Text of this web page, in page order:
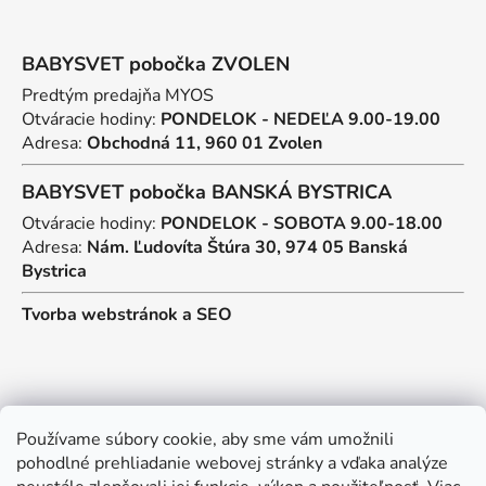
Používame súbory cookie, aby sme vám umožnili
pohodlné prehliadanie webovej stránky a vďaka analýze
BABYSVET pobočka ZVOLEN
Predtým predajňa MYOS
Otváracie hodiny: PONDELOK - NEDEĽA 9.00-19.00
Adresa: Obchodná 11, 960 01 Zvolen
BABYSVET pobočka BANSKÁ BYSTRICA
Otváracie hodiny: PONDELOK - SOBOTA 9.00-18.00
Adresa: Nám. Ľudovíta Štúra 30, 974 05 Banská
Bystrica
Tvorba webstránok a SEO
Kontakt